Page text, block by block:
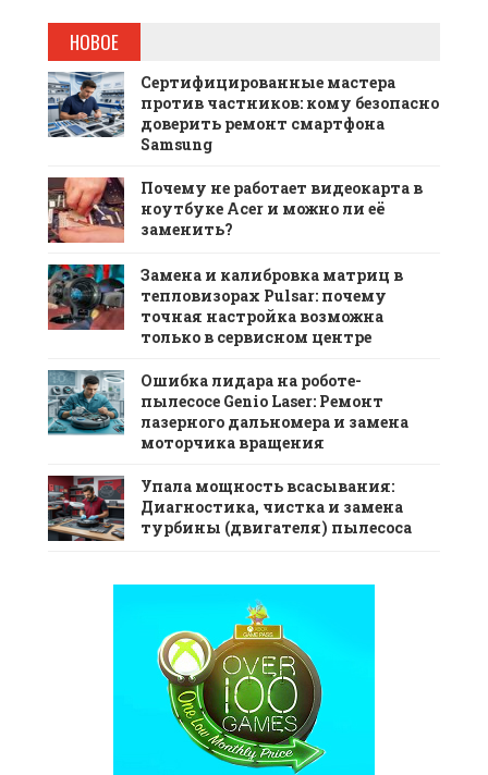
НОВОЕ
Сертифицированные мастера
против частников: кому безопасно
доверить ремонт смартфона
Samsung
Почему не работает видеокарта в
ноутбуке Acer и можно ли её
заменить?
Замена и калибровка матриц в
тепловизорах Pulsar: почему
точная настройка возможна
только в сервисном центре
Ошибка лидара на роботе-
пылесосе Genio Laser: Ремонт
лазерного дальномера и замена
моторчика вращения
Упала мощность всасывания:
Диагностика, чистка и замена
турбины (двигателя) пылесоса